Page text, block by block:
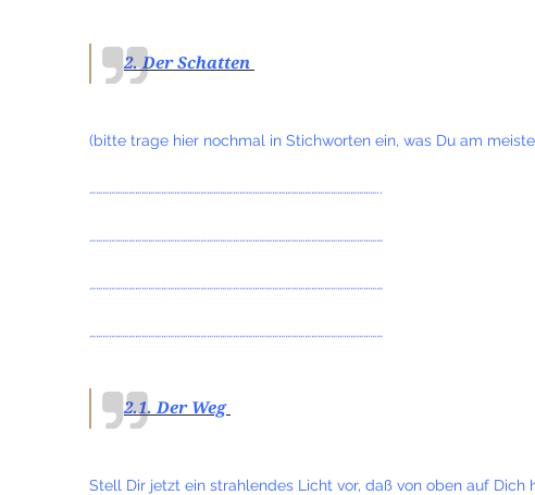
2. Der Schatten
(bitte trage hier nochmal in Stichworten ein, was Du am
……………………………………………………………………………………………………………………..
………………………………………………………………………………………………………………………
………………………………………………………………………………………………………………………
………………………………………………………………………………………………………………………
2.1. Der Weg
Stell Dir jetzt ein strahlendes Licht vor, daß von oben auf